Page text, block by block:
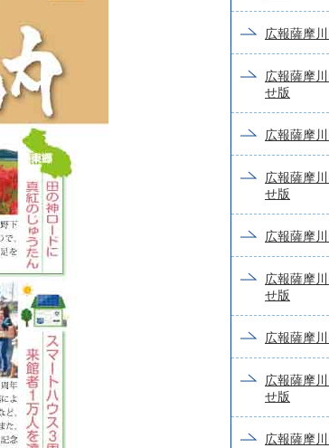
広報薩摩
広報薩摩
せ版
広報薩摩
広報薩摩
せ版
広報薩摩
広報薩摩
せ版
広報薩摩
広報薩摩
せ版
広報薩摩